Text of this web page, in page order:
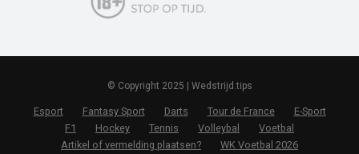
© Copyright 2025 | Wedstrijd.tips
Esport Fantasy Sport Darts Tour de France
E-Sport
F1
Hockey Tennis Volleybal
Voetbal
Artikel of vermelding plaatsen?
WK Voetbal 2026